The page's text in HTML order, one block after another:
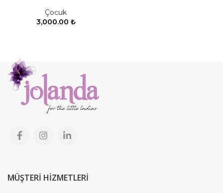
Çocuk
3,000.00 ₺
MÜŞTERİ HİZMETLERİ